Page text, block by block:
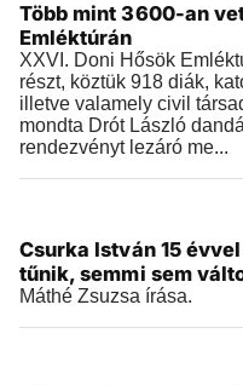
2026.02.13 |18:08
Több mint 3600-an
Emléktúrán
XXVI. Doni Hősök
részt, köztük 918 diák,
illetve valamely civil
mondta Drót László
rendezvényt lezáró me...
2026.02.04 |20:24
Csurka István 15
tűnik, semmi sem
Máthé Zsuzsa írása.